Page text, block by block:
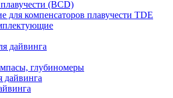
(BCD)
для компенсаторов плавучести TDE
дайвинга
глубиномеры
дайвинга